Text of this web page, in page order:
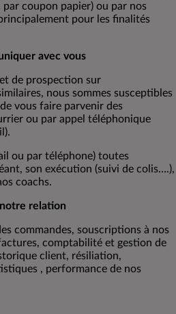
coupon papier) ou par nos
pour les finalités
avec vous
de prospection sur
nous sommes susceptibles
vous faire parvenir des
ou par appel téléphonique
ou par téléphone) toutes
son exécution (suivi de colis….),
coachs.
relation
commandes, souscriptions à nos
comptabilité et gestion de
client, résiliation,
, performance de nos